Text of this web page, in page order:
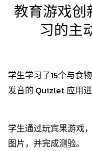
教育游戏
习的主
学生学习了15个与食
发音的 Quizlet 应用进
学生通过玩宾果游戏
图片，并完成测验。